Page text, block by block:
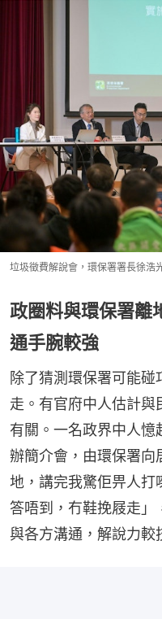
垃圾徵費解說會，環保署署長徐浩
政圈料與環保署
通手腕較強
除了猜測環保署可能碰
走。有官府中人估計與
有關。一名政界中人
辦簡介會，由環保署向
地，講完我驚佢畀人打
答唔到，冇鞋挽屐走
與各方溝通，解說力較